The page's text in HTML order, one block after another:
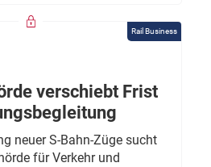
Rail Business
verschiebt Frist
neuer S-Bahn-Züge sucht
für Verkehr und